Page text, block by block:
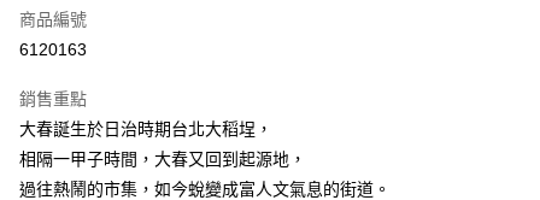
超商取貨付款
Apple Pay
悠遊付
商品編號
6120163
銷售重點
大春誕生於日治時期台北大稻埕，
相隔一甲子時間，大春又回到起源地，
過往熱鬧的市集，如今蛻變成富人文氣息的街道。